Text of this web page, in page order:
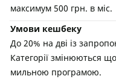
максимум 500 грн. в міс.
Умови кешбеку
До 20% на дві із
Категорії змінюються
мильною програмою.